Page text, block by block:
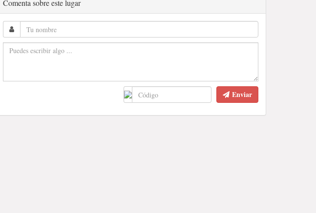
Comenta sobre este lugar
Enviar